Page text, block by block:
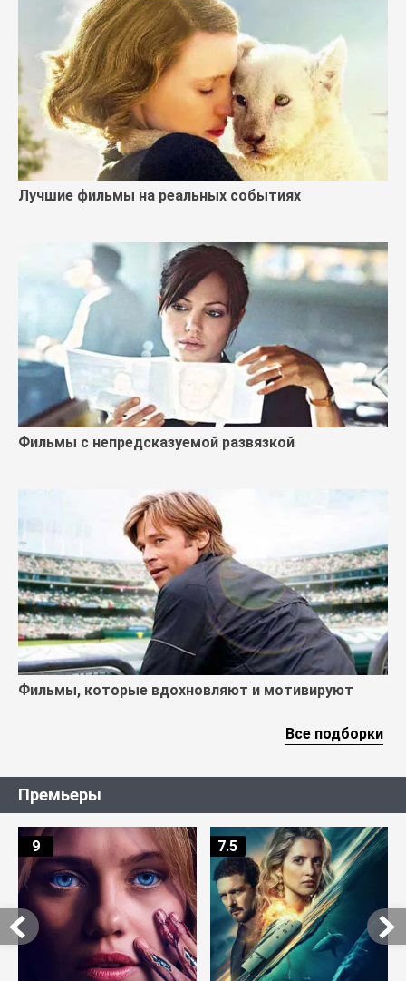
Лучшие фильмы на реальных событиях
Фильмы с непредсказуемой развязкой
Фильмы, которые вдохновляют и мотивируют
Все подборки
Премьеры
9 7.5